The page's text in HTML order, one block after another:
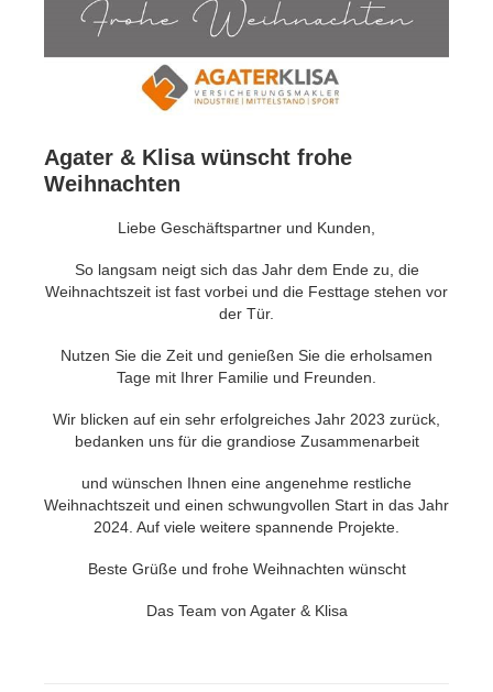
Agater & Klisa wünscht frohe
Weihnachten
Liebe Geschäftspartner und Kunden,
So langsam neigt sich das Jahr dem Ende zu, die
Weihnachtszeit ist fast vorbei und die Festtage stehen vor
der Tür.
Nutzen Sie die Zeit und genießen Sie die erholsamen
Tage mit Ihrer Familie und Freunden.
Wir blicken auf ein sehr erfolgreiches Jahr 2023 zurück,
bedanken uns für die grandiose Zusammenarbeit
und wünschen Ihnen eine angenehme restliche
Weihnachtszeit und einen schwungvollen Start in das Jahr
2024. Auf viele weitere spannende Projekte.
Beste Grüße und frohe Weihnachten wünscht
Das Team von Agater & Klisa